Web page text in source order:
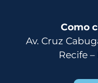
Como
Av. Cruz
Recife